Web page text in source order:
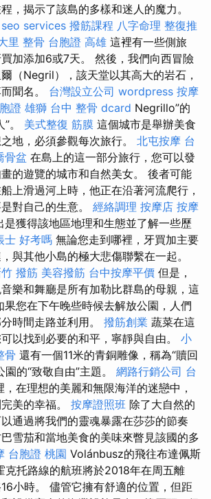
，揭示了該島的多樣和迷人的魔力。
seo services 撥筋課程 八字命理 整復推
里 整骨 台胞證 高雄 這裡有一些側旅
加添加6或7天。 然後，我們向西冒險
（Negril），該天堂以其高大的岩石，
聞名。 台灣設立公司 wordpress 按摩
證 雄獅 台中 整骨 dcard Negrillo”的
。 美式整復 筋膜 這個城市是舉辦美食
地，必須參觀每次旅行。 北屯按摩 台
骨盆 在島上的這一部分旅行，您可以發
的遊覽的城市和自然美女。 後者可能
上滑過河上時，他正在沿著河流爬行，
對自己的生意。 經絡調理 按摩店 按摩
是獲得該地區地理和生態並了解一些歷
士 好考嗎 無論您走到哪裡，牙買加主要
與其他小島的極大悲傷聯繫在一起。
撥筋 美容撥筋 台中按摩平價 但是，
樂和舞廳是所有加勒比群島的母親，這
果您在下午晚些時候去解放公園，人們
時間走路並利用。 撥筋創業 蔬菜在這
以找到必要的和平，寧靜與自由。 小
骨 還有一個11米的青銅雕像，稱為“贖回
的“致敬自由”主題。 網路行銷公司 台
，在理想的美麗和無限海洋的迷戀中，
美的幸福。 按摩證照班 除了大自然的
通過將我們的靈魂暴露在莎莎的節奏
雪茄和當地美食的美味來瞥見該國的多
台胞證 桃園 Volánbusz的飛往布達佩斯
克托路線的航班將於2018年在周五離
小時。 儘管它擁有舒適的位置，但距